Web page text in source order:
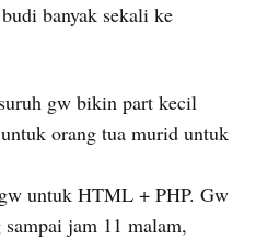
banyak sekali ke
gw bikin part kecil
orang tua murid untuk
untuk HTML + PHP. Gw
jam 11 malam,